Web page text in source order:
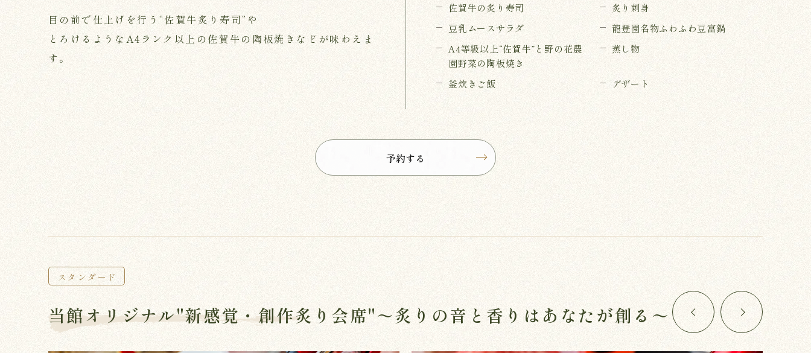
目の前で仕上げを行う“佐賀牛炙り寿司”や
とろけるようなA4ランク以上の佐賀牛の陶板焼きなどが味わえま
す。
佐賀牛の炙り寿司
炙り刺身
豆乳ムースサラダ
龍登園名物ふわふわ豆富鍋
A4等級以上“佐賀牛”と野の花農
園野菜の陶板焼き
蒸し物
釜炊きご飯 デザート
予約する
スタンダード
当館オリジナル"新感覚・創作炙り会席"～炙りの音と香りはあなたが創る～